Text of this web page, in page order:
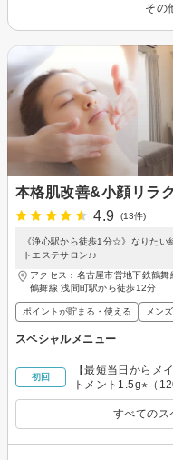
その
本格肌改善&小顔リラ
4.9
(13件)
《浄心駅から徒歩1分☆》なりたい
トエステサロン♪♪
アクセス：名古屋市営地下鉄鶴
鶴舞線 浅間町駅から徒歩12分
ポイントが貯まる・使える メン
スペシャルメニュー
初回
【最短当日からメ
トメント1.5g⭐︎（
すべてのス